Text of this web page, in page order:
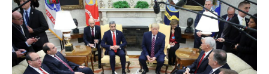
trump.jpeg